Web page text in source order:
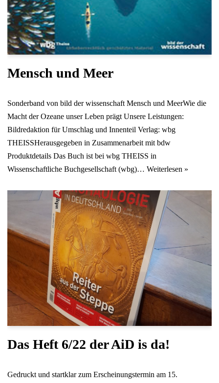
Mensch und Meer
Sonderband von bild der wissenschaft Mensch und MeerWie die
Macht der Ozeane unser Leben prägt Unsere Leistungen:
Bildredaktion für Umschlag und Innenteil Verlag: wbg
THEISSHerausgegeben in Zusammenarbeit mit bdw
Produktdetails Das Buch ist bei wbg THEISS in
Wissenschaftliche Buchgesellschaft (wbg)… Weiterlesen »
Das Heft 6/22 der AiD is da!
Gedruckt und startklar zum Erscheinungstermin am 15.